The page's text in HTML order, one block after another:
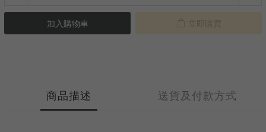
加入購物車 立即購買
商品描述 送貨及付款方式